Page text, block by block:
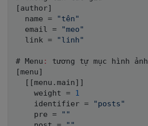
[author]
  name =
"tên"
  email =
"meo"
  link =
"linh"
# Menu : tương tự mục hình ảnh
[menu]
[ [menu.main] ]
    weight =
1
    identifier =
"posts"
    pre =
""